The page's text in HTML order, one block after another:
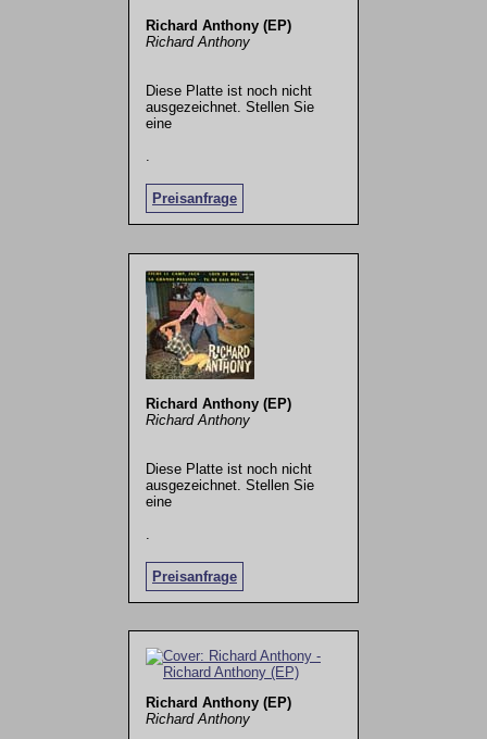
Richard Anthony (EP)
Richard Anthony
Diese Platte ist noch nicht
ausgezeichnet. Stellen Sie
eine
Preisanfrage
Richard Anthony (EP)
Richard Anthony
Diese Platte ist noch nicht
ausgezeichnet. Stellen Sie
eine
Preisanfrage
.
Richard Anthony (EP)
Richard Anthony